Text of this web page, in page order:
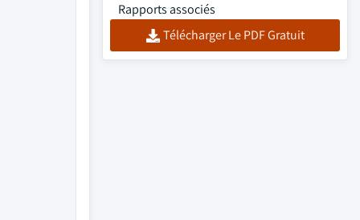
Rapports associés
Télécharger Le PDF Gratuit